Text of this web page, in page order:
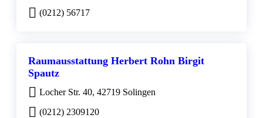
(0212) 56717
Raumausstattung Herbert Rohn Birgit
Spautz
Locher Str. 40, 42719 Solingen
(0212) 2309120